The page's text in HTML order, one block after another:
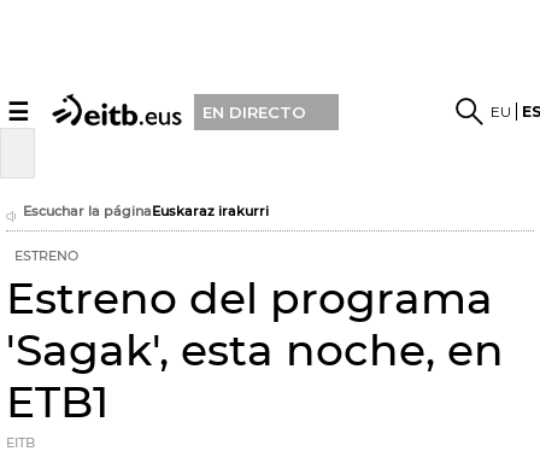
☰ EN DIRECTO EU
Escuchar la páginaEuskaraz irakurri
ESTRENO
Estreno del programa
'Sagak', esta noche, en
ETB1
EITB